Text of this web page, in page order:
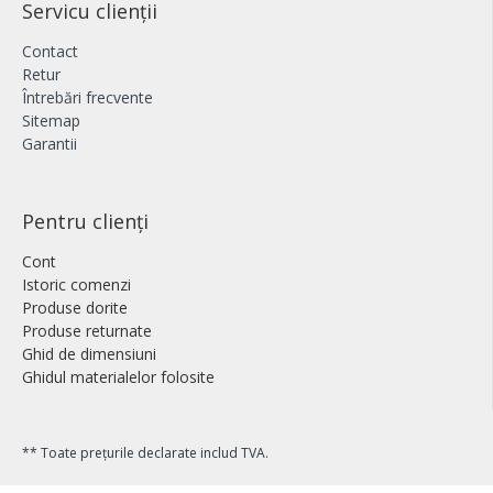
Servicu clienții
Contact
Retur
Întrebări frecvente
Sitemap
Garantii
Pentru clienți
Cont
Istoric comenzi
Produse dorite
Produse returnate
Ghid de dimensiuni
Ghidul materialelor folosite
** Toate prețurile declarate includ TVA.